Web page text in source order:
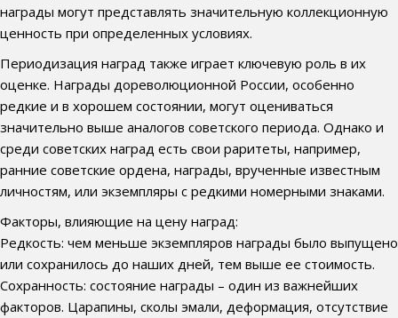
награды могут представлять значительную коллекционную
ценность при определенных условиях.
Периодизация наград также играет ключевую роль в их
оценке. Награды дореволюционной России, особенно
редкие и в хорошем состоянии, могут оцениваться
значительно выше аналогов советского периода. Однако и
среди советских наград есть свои раритеты, например,
ранние советские ордена, награды, врученные известным
личностям, или экземпляры с редкими номерными знаками.
Факторы, влияющие на цену наград:
Редкость: чем меньше экземпляров награды было выпущено
или сохранилось до наших дней, тем выше ее стоимость.
Сохранность: состояние награды – один из важнейших
факторов. Царапины, сколы эмали, деформация, отсутствие